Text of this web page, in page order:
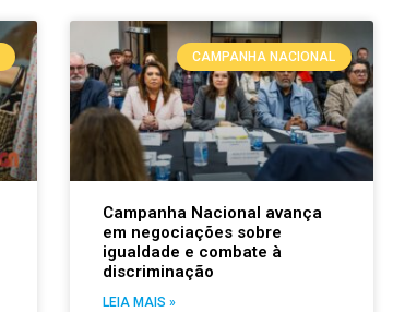
CAMPANHA NACIONAL
Campanha Nacional avança
em negociações sobre
igualdade e combate à
discriminação
LEIA MAIS »